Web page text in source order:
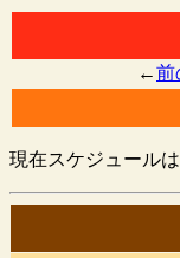
←前
現在スケジュールは